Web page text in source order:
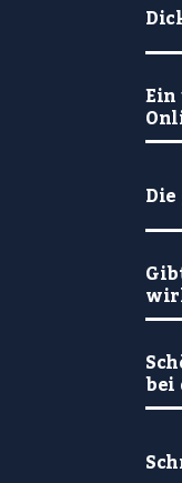
bei